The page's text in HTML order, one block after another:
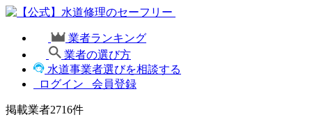
業者ランキング
業者の選び方
水道事業者選びを相談する
ログイン
会員登録
掲載業者2716件